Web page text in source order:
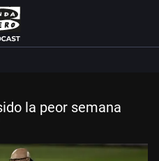
la peor semana